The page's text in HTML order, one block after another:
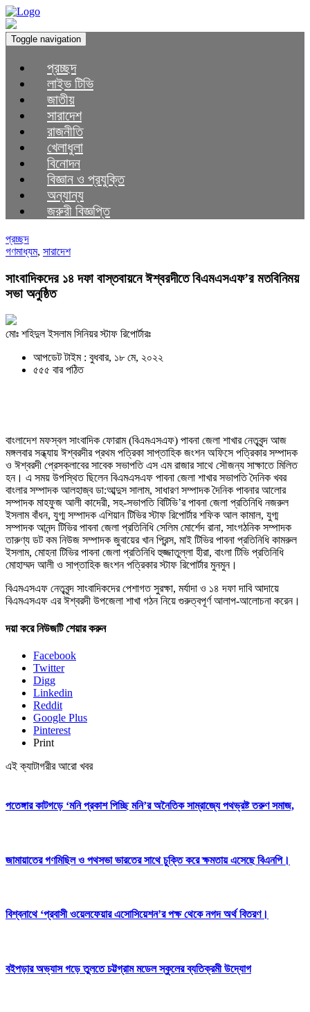
Toggle navigation
প্রচ্ছদ
লাইভ টিভি
জাতীয়
সারাদেশ
রাজনীতি
খেলাধুলা
বিনোদন
বিজ্ঞান ও প্রযুক্তি
অন্যান্য
জরুরী বিজ্ঞপ্তি
প্রচ্ছদ
গণমাধ্যম, সারাদেশ
সাংবাদিকদের ১৪ দফা বাস্তবায়নে ঈশ্বরদীতে বিএমএসএফ’র মতবিনিময়
সভা অনুষ্ঠিত
মোঃ শহিদুল ইসলাম সিনিয়র স্টাফ রিপোর্টারঃ
আপডেট টাইম : বুধবার, ১৮ মে, ২০২২
৫৫৫ বার পঠিত
বাংলাদেশ মফস্বল সাংবাদিক ফোরাম (বিএমএসএফ) পাবনা জেলা শাখার নেতৃবৃন্দ আজ
মঙ্গলবার সন্ধ্যায় ঈশ্বরদীর প্রথম পত্রিকা সাপ্তাহিক জংশন অফিসে পত্রিকার সম্পাদক
ও ঈশ্বরদী প্রেসক্লাবের সাবেক সভাপতি এস এম রাজার সাথে সৌজন্য সাক্ষাতে মিলিত
হন। এ সময় উপস্থিত ছিলেন বিএমএসএফ পাবনা জেলা শাখার সভাপতি দৈনিক খবর
বাংলার সম্পাদক আলহাজ্ব ডা:আব্দুস সালাম, সাধারণ সম্পাদক দৈনিক পাবনার আলোর
সম্পাদক মাহফুজ আলী কাদেরী, সহ-সভাপতি বিটিভি’র পাবনা জেলা প্রতিনিধি নজরুল
ইসলাম বাঁধন, যুগ্ম সম্পাদক এশিয়ান টিভির স্টাফ রিপোর্টার শফিক আল কামাল, যুগ্ম
সম্পাদক আনন্দ টিভির পাবনা জেলা প্রতিনিধি সেলিম মোর্শেদ রানা, সাংগঠনিক সম্পাদক
তারুণ্য ডট কম নিউজ সম্পাদক জুবায়ের খান প্রিন্স, মাই টিভির পাবনা প্রতিনিধি কামরুল
ইসলাম, মোহনা টিভির পাবনা জেলা প্রতিনিধি হুজ্জাতুল্লা হীরা, বাংলা টিভি প্রতিনিধি
মোহাম্মদ আলী ও সাপ্তাহিক জংশন পত্রিকার স্টাফ রিপোর্টার মুনমুন।
বিএমএসএফ নেতৃবৃন্দ সাংবাদিকদের পেশাগত সুরক্ষা, মর্যাদা ও ১৪ দফা দাবি আদায়ে
বিএমএসএফ এর ঈশ্বরদী উপজেলা শাখা গঠন নিয়ে গুরুত্বপূর্ণ আলাপ-আলোচনা করেন।
দয়া করে নিউজটি শেয়ার করুন
Facebook
Twitter
Digg
Linkedin
Reddit
Google Plus
Pinterest
Print
এই ক্যাটাগরীর আরো খবর
পতেঙ্গার কাটগড়ে ‘মনি প্রকাশ পিচ্ছি মনি’র অনৈতিক সাম্রাজ্যে পথভ্রষ্ট তরুণ সমাজ,
জামায়াতের গণমিছিল ও পথসভা ভারতের সাথে চুক্তি করে ক্ষমতায় এসেছে বিএনপি।
বিশ্বনাথে ‘প্রবাসী ওয়েলফেয়ার এসোসিয়েশন’র পক্ষ থেকে নগদ অর্থ বিতরণ।
বইপড়ার অভ্যাস গড়ে তুলতে চট্টগ্রাম মডেল স্কুলের ব্যতিক্রমী উদ্যোগ